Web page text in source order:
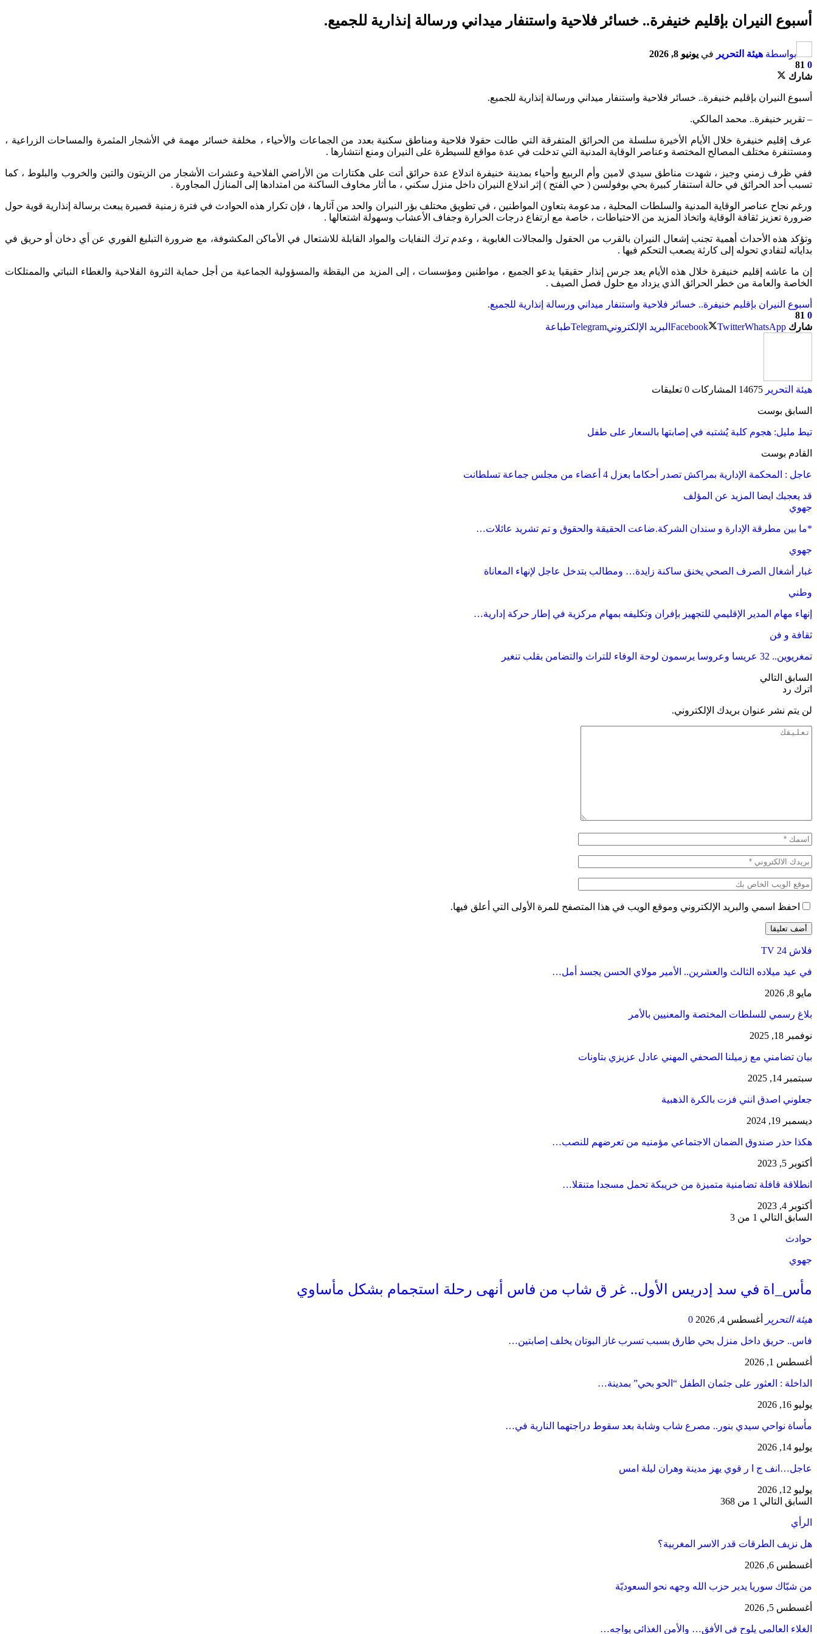
أسبوع النيران بإقليم خنيفرة.. خسائر فلاحية واستنفار ميداني ورسالة إنذارية للجميع.
بواسطة هيئة التحرير في يونيو 8, 2026
0
81
شارك
أسبوع النيران بإقليم خنيفرة.. خسائر فلاحية واستنفار ميداني ورسالة إنذارية للجميع.
– تقرير خنيفرة.. محمد المالكي.
عرف إقليم خنيفرة خلال الأيام الأخيرة سلسلة من الحرائق المتفرقة التي طالت حقولا فلاحية ومناطق سكنية بعدد من الجماعات والأحياء ، مخلفة خسائر مهمة في الأشجار المثمرة والمساحات الزراعية ،
ومستنفرة مختلف المصالح المختصة وعناصر الوقاية المدنية التي تدخلت في عدة مواقع للسيطرة على النيران ومنع انتشارها .
ففي ظرف زمني وجيز ، شهدت مناطق سيدي لامين وأم الربيع وأحياء بمدينة خنيفرة اندلاع عدة حرائق أتت على هكتارات من الأراضي الفلاحية وعشرات الأشجار من الزيتون والتين والخروب والبلوط ، كما
تسبب أحد الحرائق في حالة استنفار كبيرة بحي بوفولسن ( حي الفتح ) إثر اندلاع النيران داخل منزل سكني ، ما أثار مخاوف الساكنة من امتدادها إلى المنازل المجاورة .
ورغم نجاح عناصر الوقاية المدنية والسلطات المحلية ، مدعومة بتعاون المواطنين ، في تطويق مختلف بؤر النيران والحد من آثارها ، فإن تكرار هذه الحوادث في فترة زمنية قصيرة يبعث برسالة إنذارية قوية حول
ضرورة تعزيز ثقافة الوقاية واتخاذ المزيد من الاحتياطات ، خاصة مع ارتفاع درجات الحرارة وجفاف الأعشاب وسهولة اشتعالها .
وتؤكد هذه الأحداث أهمية تجنب إشعال النيران بالقرب من الحقول والمجالات الغابوية ، وعدم ترك النفايات والمواد القابلة للاشتعال في الأماكن المكشوفة، مع ضرورة التبليغ الفوري عن أي دخان أو حريق في
بداياته لتفادي تحوله إلى كارثة يصعب التحكم فيها .
إن ما عاشه إقليم خنيفرة خلال هذه الأيام يعد جرس إنذار حقيقيا يدعو الجميع ، مواطنين ومؤسسات ، إلى المزيد من اليقظة والمسؤولية الجماعية من أجل حماية الثروة الفلاحية والغطاء النباتي والممتلكات
الخاصة والعامة من خطر الحرائق الذي يزداد مع حلول فصل الصيف .
أسبوع النيران بإقليم خنيفرة.. خسائر فلاحية واستنفار ميداني ورسالة إنذارية للجميع.
0
81
شارك
Facebook TwitterWhatsApp البريد الإلكترونيTelegramطباعة
هيئة التحرير 14675 المشاركات 0 تعليقات
السابق بوست
تيط مليل: هجوم كلبة يُشتبه في إصابتها بالسعار على طفل
القادم بوست
عاجل : المحكمة الإدارية بمراكش تصدر أحكاما بعزل 4 أعضاء من مجلس جماعة تسلطانت
قد يعجبك ايضا المزيد عن المؤلف
جهوي
*ما بين مطرقة الإدارة و سندان الشركة.ضاعت الحقيقة والحقوق و تم تشريد عائلات…
جهوي
غبار أشغال الصرف الصحي يخنق ساكنة زايدة… ومطالب بتدخل عاجل لإنهاء المعاناة
وطني
إنهاء مهام المدير الإقليمي للتجهيز بإفران وتكليفه بمهام مركزية في إطار حركة إدارية…
ثقافة و فن
تمغريوين.. 32 عريسا وعروسا يرسمون لوحة الوفاء للتراث والتضامن بقلب تنغير
السابق التالي
اترك رد
لن يتم نشر عنوان بريدك الإلكتروني.
احفظ اسمي والبريد الإلكتروني وموقع الويب في هذا المتصفح للمرة الأولى التي أعلق فيها.
فلاش 24 TV
في عيد ميلاده الثالث والعشرين.. الأمير مولاي الحسن يجسد أمل…
مايو 8, 2026
بلاغ رسمي للسلطات المختصة والمعنيين بالأمر
نوفمبر 18, 2025
بيان تضامني مع زميلنا الصحفي المهني عادل عزيزي بتاونات
سبتمبر 14, 2025
جعلوني اصدق انني فزت بالكرة الذهبية
ديسمبر 19, 2024
هكذا حذر صندوق الضمان الاجتماعي مؤمنيه من تعرضهم للنصب…
أكتوبر 5, 2023
انطلاقة قافلة تضامنية متميزة من خريبكة تحمل مسجدا متنقلا…
أكتوبر 4, 2023
السابق التالي 1 من 3
حوادث
جهوي
مأس_اة في سد إدريس الأول.. غر ق شاب من فاس أنهى رحلة استجمام بشكل مأساوي
هيئة التحرير أغسطس 4, 2026 0
فاس.. حريق داخل منزل بحي طارق بسبب تسرب غاز البوتان يخلف إصابتين…
أغسطس 1, 2026
​الداخلة : العثور على جثمان الطفل “الحو بحي” بمدينة…
يوليو 16, 2026
مأساة نواحي سيدي بنور.. مصرع شاب وشابة بعد سقوط دراجتهما النارية في…
يوليو 14, 2026
عاجل…انف ج ا ر قوي يهز مدينة وهران ليلة امس
يوليو 12, 2026
السابق التالي 1 من 368
الرأي
هل نزيف الطرقات قدر الاسر المغربية؟
أغسطس 6, 2026
من شبّاك سوريا يدير حزب الله وجهه نحو السعوديّة
أغسطس 5, 2026
الغلاء العالمي يلوح في الأفق… والأمن الغذائي يواجه…